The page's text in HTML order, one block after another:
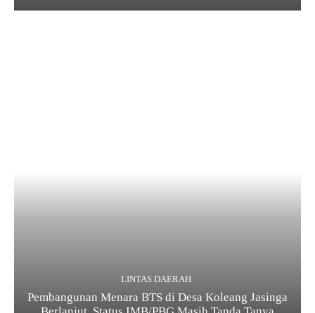
LINTAS DAERAH
Pembangunan Menara BTS di Desa Koleang Jasinga